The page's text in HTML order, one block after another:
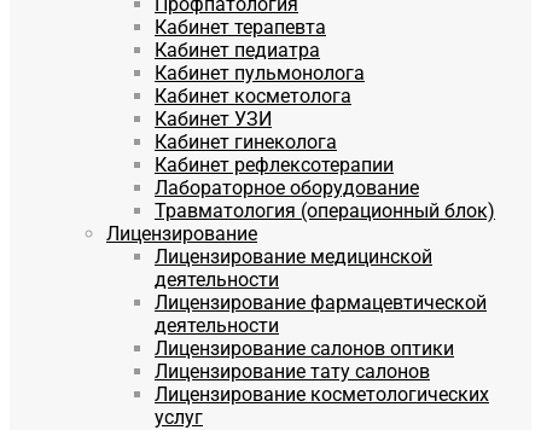
Кабинет терапевта
Кабинет педиатра
Кабинет пульмонолога
Кабинет косметолога
Кабинет УЗИ
Кабинет гинеколога
Кабинет рефлексотерапии
Лабораторное оборудование
Травматология (операционный блок)
Лицензирование
Лицензирование медицинской
деятельности
Лицензирование фармацевтической
деятельности
Лицензирование салонов оптики
Лицензирование тату салонов
Лицензирование косметологических
услуг